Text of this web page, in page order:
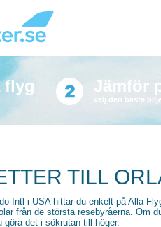
flyg Jämför
välj den bästa
TILL
Intl i USA hittar du enkelt på Alla
från de största resebyråerna. Om
göra det i sökrutan till höger.